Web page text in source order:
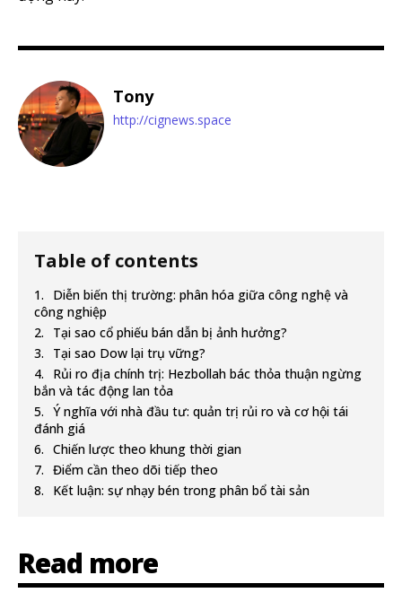
Tony
http://cignews.space
Table of contents
Diễn biến thị trường: phân hóa giữa công nghệ và
công nghiệp
Tại sao cổ phiếu bán dẫn bị ảnh hưởng?
Tại sao Dow lại trụ vững?
Rủi ro địa chính trị: Hezbollah bác thỏa thuận ngừng
bắn và tác động lan tỏa
Ý nghĩa với nhà đầu tư: quản trị rủi ro và cơ hội tái
đánh giá
Chiến lược theo khung thời gian
Điểm cần theo dõi tiếp theo
Kết luận: sự nhạy bén trong phân bổ tài sản
Read more